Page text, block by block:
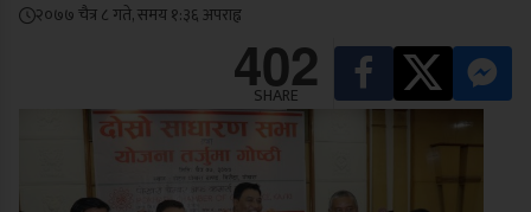
२०७७ चैत्र ८ गते, समय १:३६ अपराह्न
402
SHARE